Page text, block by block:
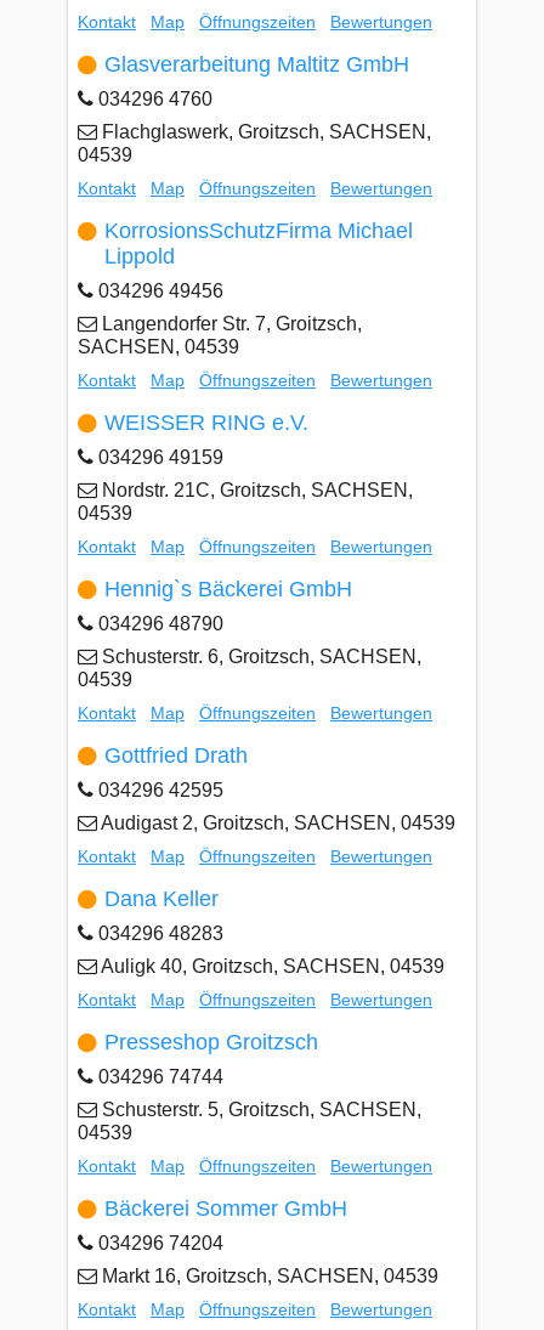
Kontakt Map Öffnungszeiten Bewertungen
Glasverarbeitung Maltitz GmbH
034296 4760
Flachglaswerk, Groitzsch, SACHSEN,
04539
Kontakt Map Öffnungszeiten Bewertungen
KorrosionsSchutzFirma Michael
Lippold
034296 49456
Langendorfer Str. 7, Groitzsch,
SACHSEN, 04539
Kontakt Map Öffnungszeiten Bewertungen
WEISSER RING e.V.
034296 49159
Nordstr. 21C, Groitzsch, SACHSEN,
04539
Kontakt Map Öffnungszeiten Bewertungen
Hennig`s Bäckerei GmbH
034296 48790
Schusterstr. 6, Groitzsch, SACHSEN,
04539
Kontakt Map Öffnungszeiten Bewertungen
Gottfried Drath
034296 42595
Audigast 2, Groitzsch, SACHSEN, 04539
Kontakt Map Öffnungszeiten Bewertungen
Dana Keller
034296 48283
Auligk 40, Groitzsch, SACHSEN, 04539
Kontakt Map Öffnungszeiten Bewertungen
Presseshop Groitzsch
034296 74744
Schusterstr. 5, Groitzsch, SACHSEN,
04539
Kontakt Map Öffnungszeiten Bewertungen
Bäckerei Sommer GmbH
034296 74204
Markt 16, Groitzsch, SACHSEN, 04539
Kontakt Map Öffnungszeiten Bewertungen